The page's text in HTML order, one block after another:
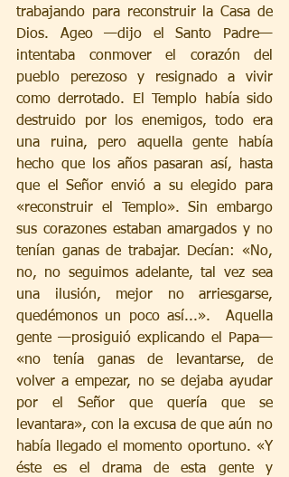
trabajando para reconstruir la Casa de
Dios. Ageo —dijo el Santo Padre—
intentaba conmover el corazón del
pueblo perezoso y resignado a vivir
como derrotado. El Templo había sido
destruido por los enemigos, todo era
una ruina, pero aquella gente había
hecho que los años pasaran así, hasta
que el Señor envió a su elegido para
«reconstruir el Templo». Sin embargo
sus corazones estaban amargados y no
tenían ganas de trabajar. Decían: «No,
no, no seguimos adelante, tal vez sea
una ilusión, mejor no arriesgarse,
quedémonos un poco así...».  Aquella
gente —prosiguió explicando el Papa—
«no tenía ganas de levantarse, de
volver a empezar, no se dejaba ayudar
por el Señor que quería que se
levantara», con la excusa de que aún no
había llegado el momento oportuno. «Y
éste es el drama de esta gente y